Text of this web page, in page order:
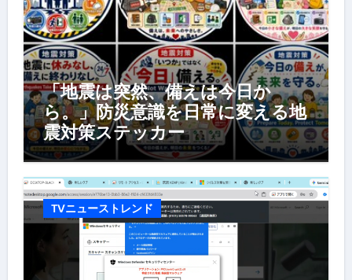
「地震は突然、備えは今日か
ら。」防災意識を日常に変える地
震対策ステッカー
TVニューストレンド